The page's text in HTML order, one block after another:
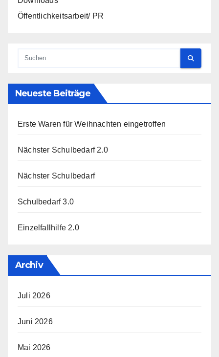
Öffentlichkeitsarbeit/ PR
Neueste Beiträge
Erste Waren für Weihnachten eingetroffen
Nächster Schulbedarf 2.0
Nächster Schulbedarf
Schulbedarf 3.0
Einzelfallhilfe 2.0
Archiv
Juli 2026
Juni 2026
Mai 2026